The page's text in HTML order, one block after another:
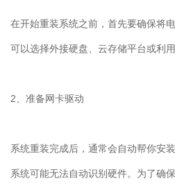
在开始重装系统之前，首先要确保将
可以选择外接硬盘、云存储平台或利
2、准备网卡驱动
系统重装完成后，通常会自动帮你安
系统可能无法自动识别硬件。为了确